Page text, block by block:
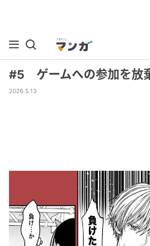
#5 ゲームへの参加を放
2026.5.13